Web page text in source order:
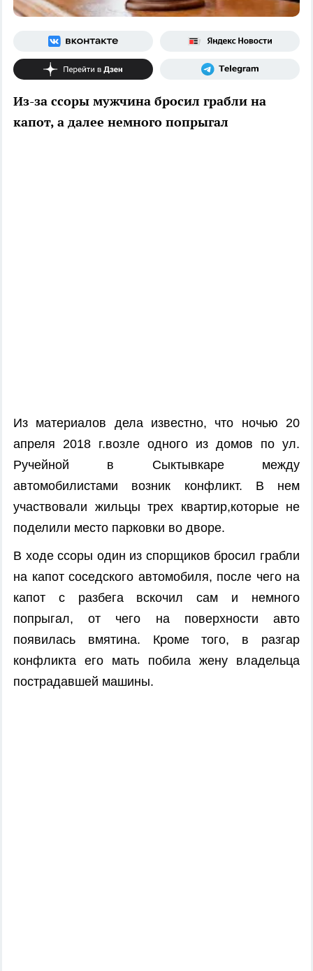
Из-за ссоры мужчина бросил грабли на
капот, а далее немного попрыгал
Из материалов дела известно, что ночью 20
апреля 2018 г.возле одного из домов по ул.
Ручейной в Сыктывкаре между
автомобилистами возник конфликт. В нем
участвовали жильцы трех квартир,которые не
поделили место парковки во дворе.
В ходе ссоры один из спорщиков бросил грабли
на капот соседского автомобиля, после чего на
капот с разбега вскочил сам и немного
попрыгал, от чего на поверхности авто
появилась вмятина. Кроме того, в разгар
конфликта его мать побила жену владельца
пострадавшей машины.